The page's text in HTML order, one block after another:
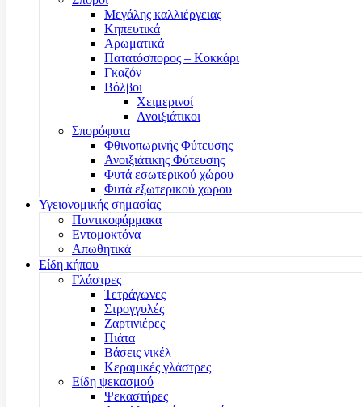
Μεγάλης καλλιέργειας
Κηπευτικά
Αρωματικά
Πατατόσπορος – Κοκκάρι
Γκαζόν
Βόλβοι
Χειμερινοί
Ανοιξιάτικοι
Σπορόφυτα
Φθινοπωρινής Φύτευσης
Ανοιξιάτικης Φύτευσης
Φυτά εσωτερικού χώρου
Φυτά εξωτερικού χωρου
Υγειονομικής σημασίας
Ποντικοφάρμακα
Εντομοκτόνα
Απωθητικά
Είδη κήπου
Γλάστρες
Τετράγωνες
Στρογγυλές
Ζαρτινιέρες
Πιάτα
Βάσεις νικέλ
Κεραμικές γλάστρες
Είδη ψεκασμού
Ψεκαστήρες